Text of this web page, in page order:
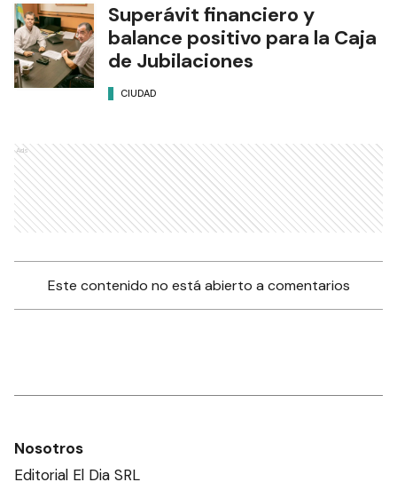
Superávit financiero y
balance positivo para la Caja
de Jubilaciones
CIUDAD
Ads
Este contenido no está abierto a comentarios
Nosotros
Editorial El Dia SRL